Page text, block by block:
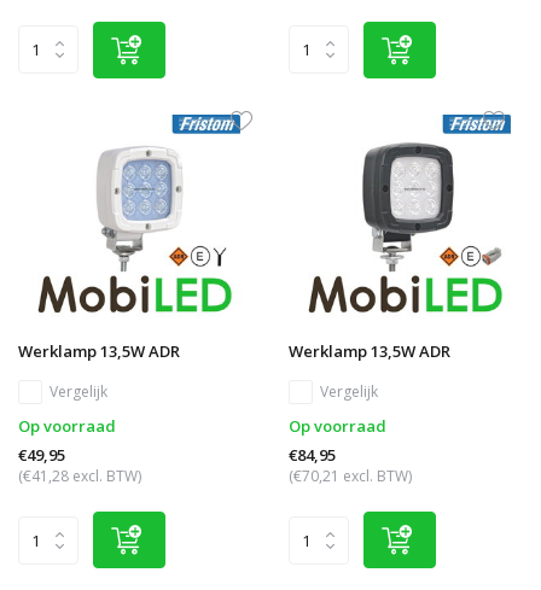
Werklamp 13,5W ADR
Vergelijk
Op voorraad
€49,95
(€41,28 excl. BTW)
Werklamp 13,5W ADR
Vergelijk
Op voorraad
€84,95
(€70,21 excl. BTW)